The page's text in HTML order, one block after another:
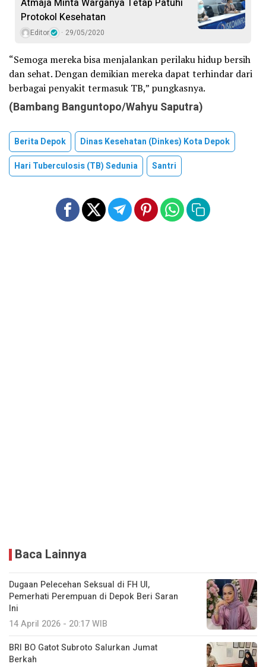
Atmaja Minta Warganya Tetap Patuhi
Protokol Kesehatan
Editor 29/05/2020
“Semoga mereka bisa menjalankan perilaku hidup bersih
dan sehat. Dengan demikian mereka dapat terhindar dari
berbagai penyakit termasuk TB,” pungkasnya.
(Bambang Banguntopo/Wahyu Saputra)
Berita Depok
Dinas Kesehatan (Dinkes) Kota Depok
Hari Tuberculosis (TB) Sedunia
Santri
Baca Lainnya
Dugaan Pelecehan Seksual di FH UI,
Pemerhati Perempuan di Depok Beri Saran
Ini
14 April 2026 - 20:17 WIB
BRI BO Gatot Subroto Salurkan Jumat
Berkah